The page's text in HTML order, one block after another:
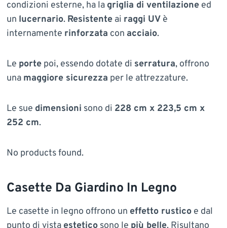
condizioni esterne, ha la griglia di ventilazioneed
un lucernario. Resistenteai raggi UVè
internamente rinforzata con acciaio.
Le portepoi, essendo dotate di serratura, offrono
una maggiore sicurezza per le attrezzature.
Le sue dimensioni sono di 228 cm x 223,5 cm x
252 cm.
No products found.
Casette Da Giardino In Legno
Le casette in legno offrono un effetto rusticoe dal